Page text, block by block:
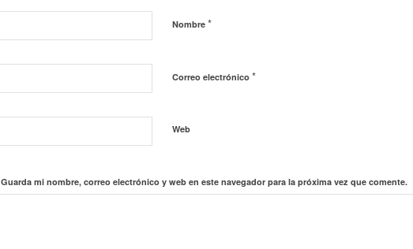
Nombre *
Correo electrónico *
Web
Guarda mi nombre, correo electrónico y web en este navegador para la próxima vez que comente.